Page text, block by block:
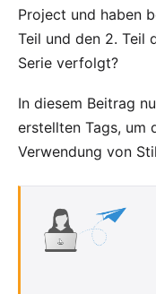
Project und haben
Teil und den 2. Teil
Serie verfolgt?
In diesem Beitrag
erstellten Tags, um
Verwendung von